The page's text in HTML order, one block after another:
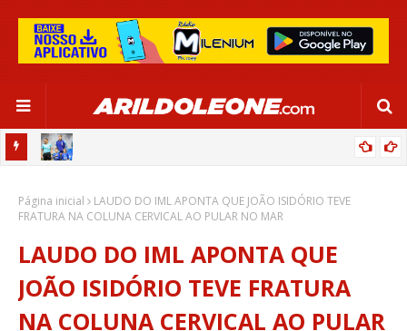
SALVADOR
Página inicial
LAUDO DO IML APONTA QUE JOÃO ISIDÓRIO TEVE
FRATURA NA COLUNA CERVICAL AO PULAR NO MAR
LAUDO DO IML APONTA QUE
JOÃO ISIDÓRIO TEVE FRATURA
NA COLUNA CERVICAL AO PULAR